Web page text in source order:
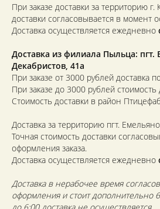
При заказе доставки за территорию г.
доставки согласовывается в момент
Доставка осуществляется ежедневно
Доставка из филиала Пыльца: пгт.
Декабристов, 41а
При заказе от 3000 рублей доставка
При заказе до 3000 рублей
Стоимость доставки в район
Доставка за территорию пгт.
Точная стоимость доставки
оформления заказа.
Доставка осуществляется ежедневно
Доставка в нерабочее время
оформления и стоит дополнительно